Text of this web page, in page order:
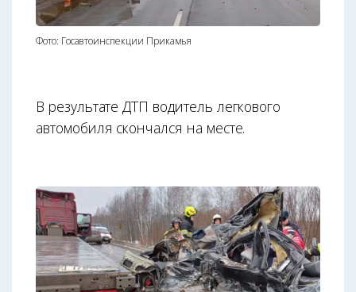
Фото: Госавтоинспекции Прикамья
В результате ДТП водитель легкового
автомобиля скончался на месте.